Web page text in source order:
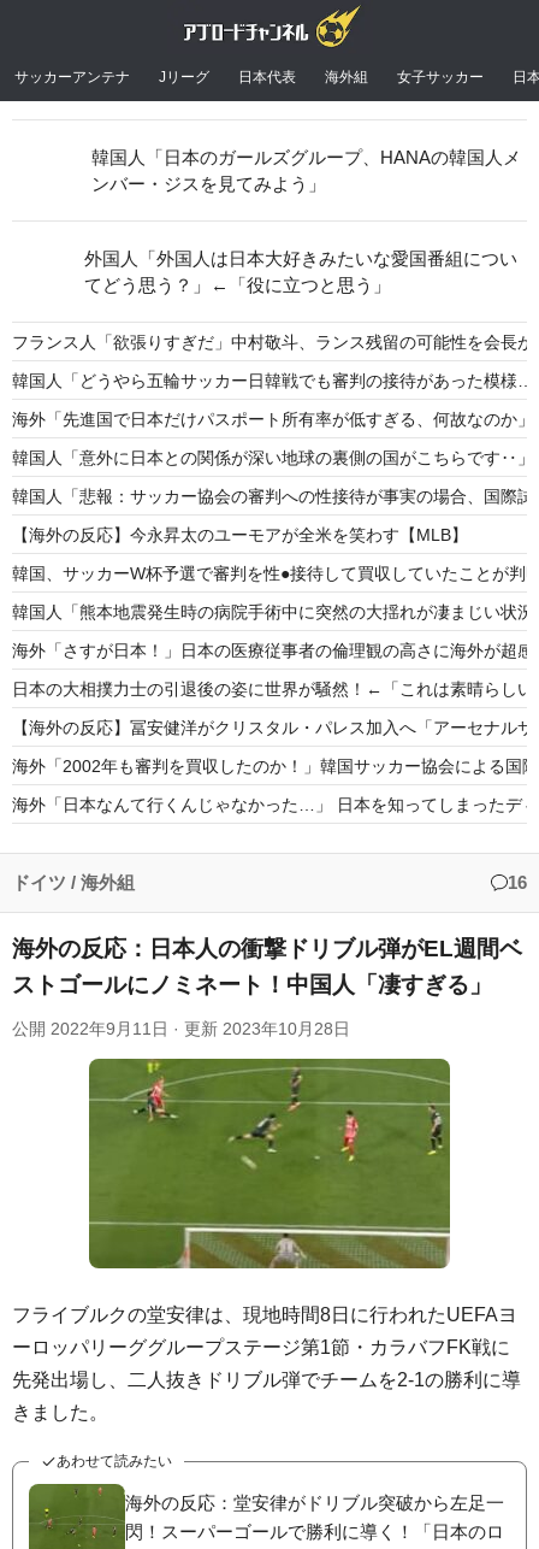
サッカーアンテナ Jリーグ 日本代表 海外組 女子サッカー 日
フランス人「欲張りすぎだ」中村敬斗、ランス残留の可能性を会長
韓国人「どうやら五輪サッカー日韓戦でも審判の接待があった模
海外「先進国で日本だけパスポート所有率が低すぎる、何故なのか」
韓国人「意外に日本との関係が深い地球の裏側の国がこちらです‥
韓国人「悲報：サッカー協会の審判への性接待が事実の場合、国際
【海外の反応】今永昇太のユーモアが全米を笑わす【MLB】
韓国、サッカーW杯予選で審判を性●接待して買収していたことが判
韓国人「熊本地震発生時の病院手術中に突然の大揺れが凄まじい状況
海外「さすが日本！」日本の医療従事者の倫理観の高さに海外が超感
日本の大相撲力士の引退後の姿に世界が騒然！←「これは素晴らし
【海外の反応】冨安健洋がクリスタル・パレス加入へ「アーセナル
海外「2002年も審判を買収したのか！」韓国サッカー協会による国
海外「日本なんて行くんじゃなかった…」 日本を知ってしまったデ
「そうやって笛を吹かせるんだよ」韓国サッカー協会がW杯・五輪
Powered by livedoor 相互RSS
韓国人「日本のガールズグループ、HANAの韓国人メ
ンバー・ジスを見てみよう」
外国人「外国人は日本大好きみたいな愛国番組につい
てどう思う？」←「役に立つと思う」
ドイツ / 海外組 16
海外の反応：日本人の衝撃ドリブル弾がEL週間ベ
ストゴールにノミネート！中国人「凄すぎる」
公開 2022年9月11日 · 更新 2023年10月28日
フライブルクの堂安律は、現地時間8日に行われたUEFAヨ
ーロッパリーググループステージ第1節・カラバフFK戦に
先発出場し、二人抜きドリブル弾でチームを2-1の勝利に導
きました。
あわせて読みたい
海外の反応：堂安律がドリブル突破から左足一
閃！スーパーゴールで勝利に導く！「日本のロ